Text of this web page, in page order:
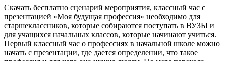
Скачать бесплатно сценарий мероприятия, классный час с
презентацией «Моя будущая профессия» необходимо для
старшеклассников, которые собираются поступать в ВУЗЫ и
для учащихся начальных классов, которые начинают учиться.
Первый классный час о профессиях в начальной школе можно
начать с презентации, где дается определении, что такое